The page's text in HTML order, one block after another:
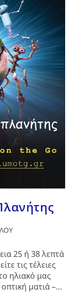
25 ή 38 λεπτά
τις τέλειες
ηλιακό μας
ματιά –…